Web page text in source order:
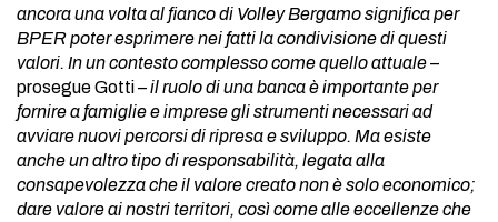
ancora una volta al fianco di Volley Bergamo significa per
BPER poter esprimere nei fatti la condivisione di questi
valori. In un contesto complesso come quello attuale–
prosegue Gotti –il ruolo di una banca è importante per
fornire a famiglie e imprese gli strumenti necessari ad
avviare nuovi percorsi di ripresa e sviluppo. Ma esiste
anche un altro tipo di responsabilità, legata alla
consapevolezza che il valore creato non è solo economico;
dare valore ai nostri territori, così come alle eccellenze che